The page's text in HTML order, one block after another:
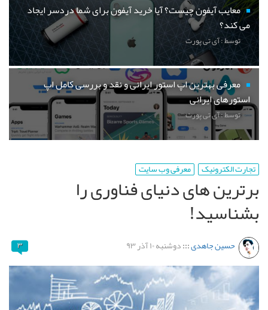
معایب آیفون چیست؟ آیا خرید آیفون برای شما دردسر ایجاد
می کند؟
توسط : آی تی پورت
معرفی بهترین اپ استور ایرانی و نقد و بررسی کامل اپ
استورهای ایرانی
توسط : آی تی پورت
تجارت الکترونیک معرفی وب سایت
برترین های دنیای فناوری را
بشناسید!
حسین جاهدی:::دوشنبه ۱۰ آذر ۹۳ ۳